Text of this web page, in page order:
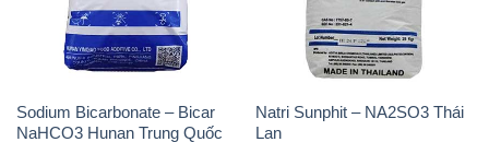
Sodium Bicarbonate – Bicar
NaHCO3 Hunan Trung Quốc
Natri Sunphit – NA2SO3 Thái
Lan